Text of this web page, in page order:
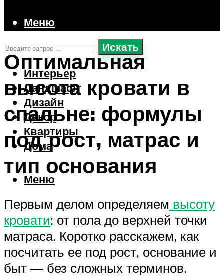
Искать
Интерьер
Ландшафт
Дизайн
Декор
Квартиры
Дома
Меню
Меню
Оптимальная
высота кровати в
спальне: формулы
под рост, матрас и
тип основания
Первым делом определяем высоту
кровати: от пола до верхней точки
матраса. Коротко расскажем, как
посчитать ее под рост, основание и
быт — без сложных терминов.